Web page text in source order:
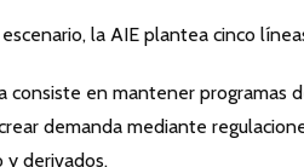
la AIE plantea cinco
consiste en mantener programas
demanda mediante
y derivados.